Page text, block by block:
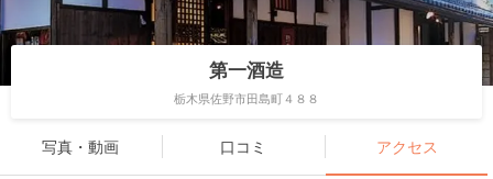
第一酒造
栃木県佐野市田島町４８８
写真・動画 口コミ アクセス